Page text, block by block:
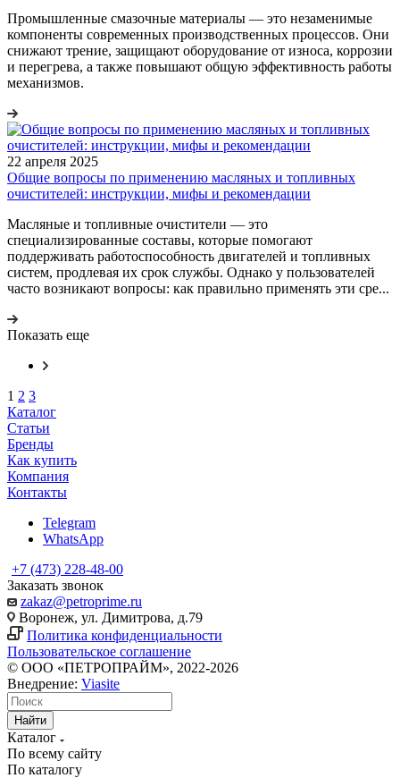
Промышленные смазочные материалы — это незаменимые
компоненты современных производственных процессов. Они
снижают трение, защищают оборудование от износа, коррозии
и перегрева, а также повышают общую эффективность работы
механизмов.
22 апреля 2025
Общие вопросы по применению масляных и топливных
очистителей: инструкции, мифы и рекомендации
Масляные и топливные очистители — это
специализированные составы, которые помогают
поддерживать работоспособность двигателей и топливных
систем, продлевая их срок службы. Однако у пользователей
часто возникают вопросы: как правильно применять эти сре...
Показать еще
1 2 3
Каталог
Статьи
Бренды
Как купить
Компания
Контакты
Telegram
WhatsApp
+7 (473) 228-48-00
Заказать звонок
zakaz@petroprime.ru
Воронеж, ул. Димитрова, д.79
Политика конфиденциальности
Пользовательское соглашение
© ООО «ПЕТРОПРАЙМ», 2022-2026
Внедрение: Viasite
Найти
Каталог
По всему сайту
По каталогу